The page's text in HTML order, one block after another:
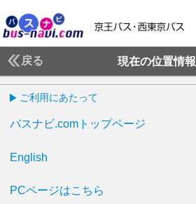
戻る 現在の位置情報
ご利用にあたって
バスナビ.comトップページ
English
PCページはこちら